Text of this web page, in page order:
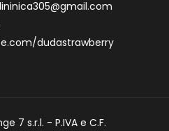
dudastrawberry
7 s.r.l. - P.IVA e C.F.